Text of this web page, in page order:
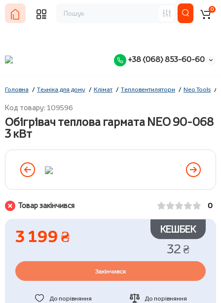
+38 (068) 853-60-60
0
Головна Техніка для дому Клімат Тепловентилятори Neo Tools
Код товару: 109596
Обігрівач теплова гармата NEO 90-068
3 кВт
Товар закінчився 0
3 199 ₴ КЕШБЕК
32 ₴
Закінчився
До порівняння До порівняння